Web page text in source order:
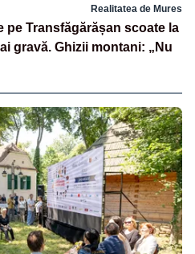
Realitatea de Mures
pe Transfăgărășan scoate la
gravă. Ghizii montani: „Nu